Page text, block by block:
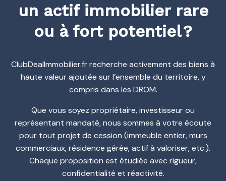
un actif immobilier rare
ou à fort potentiel ?
ClubDealImmobilier.fr recherche activement des biens à
haute valeur ajoutée sur l’ensemble du territoire, y
compris dans les DROM.
Que vous soyez propriétaire, investisseur ou
représentant mandaté, nous sommes à votre écoute
pour tout projet de cession (immeuble entier, murs
commerciaux, résidence gérée, actif à valoriser, etc.).
Chaque proposition est étudiée avec rigueur,
confidentialité et réactivité.